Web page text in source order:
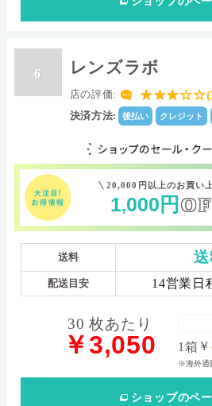
6 レンズラボ
店の評価:
決済方法: 後払い クレジット
20,000円以上のお買い
1,000 円
送料
配送目安 14営業日
30 枚あたり
￥3,050 1箱 ￥
※海外通
ショップのペ